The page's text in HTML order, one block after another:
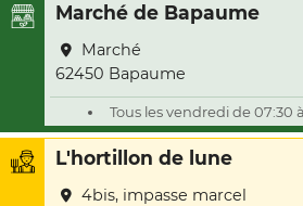
Marché de Bapaume
Marché
62450 Bapaume
Tous les vendredi de 07:30
L'hortillon de lune
4bis, impasse marcel